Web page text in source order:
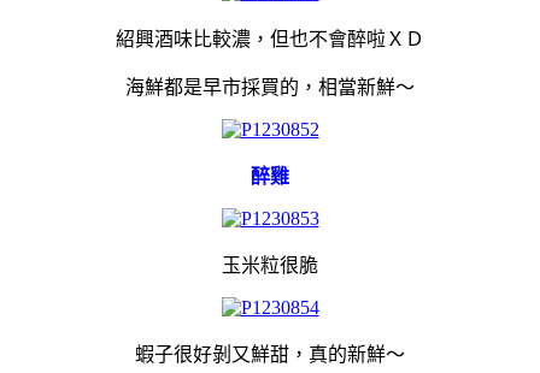
紹興酒味比較濃，但也不會醉啦ＸＤ
海鮮都是早市採買的，相當新鮮～
醉雞
玉米粒很脆
蝦子很好剝又鮮甜，真的新鮮～